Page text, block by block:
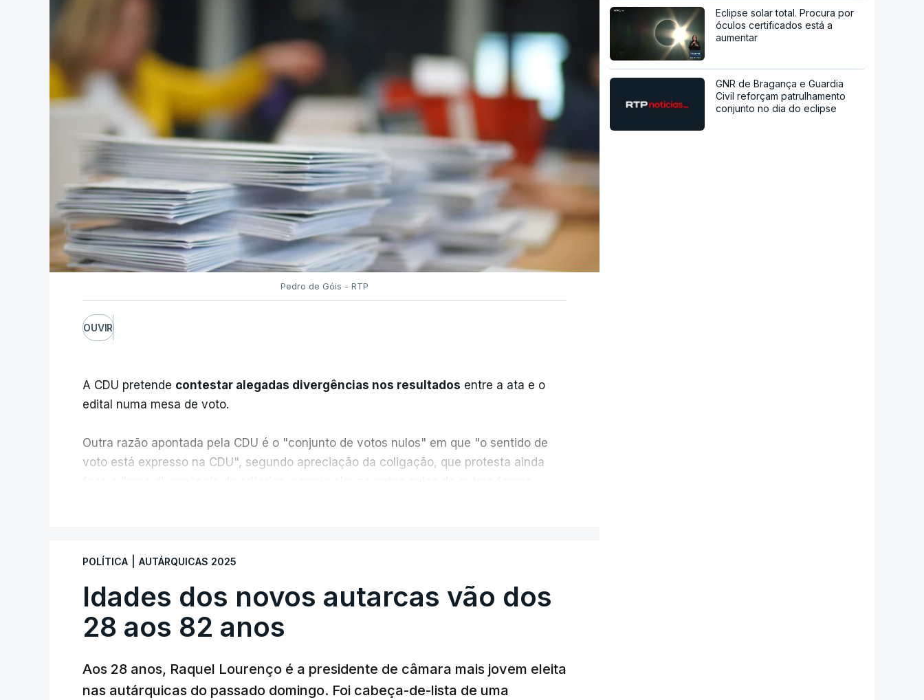
Pedro de Góis - RTP
OUVIR
A CDU pretende contestar alegadas divergências nos resultados entre a ata e o
edital numa mesa de voto.
Outra razão apontada pela CDU é o "conjunto de votos nulos" em que "o sentido de
voto está expresso na CDU", segundo apreciação da coligação, que protesta ainda
processo normal". No entanto, admite que "desta vez é diferente", porque a diferença
votos decidirem" a eleição de um vereador.
POLÍTICA AUTÁRQUICAS 2025
Idades dos novos autarcas vão dos
28 aos 82 anos
Aos 28 anos, Raquel Lourenço é a presidente de câmara mais jovem eleita
nas autárquicas do passado domingo. Foi cabeça-de-lista de uma
Eclipse solar total. Procura por
óculos certificados está a
aumentar
GNR de Bragança e Guardia
Civil reforçam patrulhamento
conjunto no dia do eclipse